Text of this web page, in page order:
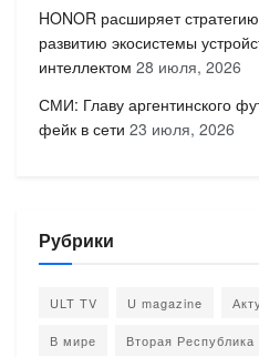
HONOR расширяет
развитию экосистемы
интеллектом 28 июля, 2026
СМИ: Главу аргентинского
фейк в сети 23 июля, 2026
Рубрики
ULT TV U magazine
В мире Вторая Республика